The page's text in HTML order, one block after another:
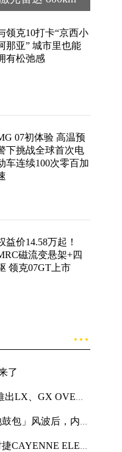
领克10打卡“京西小
那亚” 城市里也能
有松弛感
07初体验 高温预
下挑战全球首次电
车连续100次零百加
益价14.58万起！
磁流变悬架+四
领克07GT上市
了
黑马藏金版”车型
，内部紧急开展技术改革
ELECTRIC创纪录加速表现